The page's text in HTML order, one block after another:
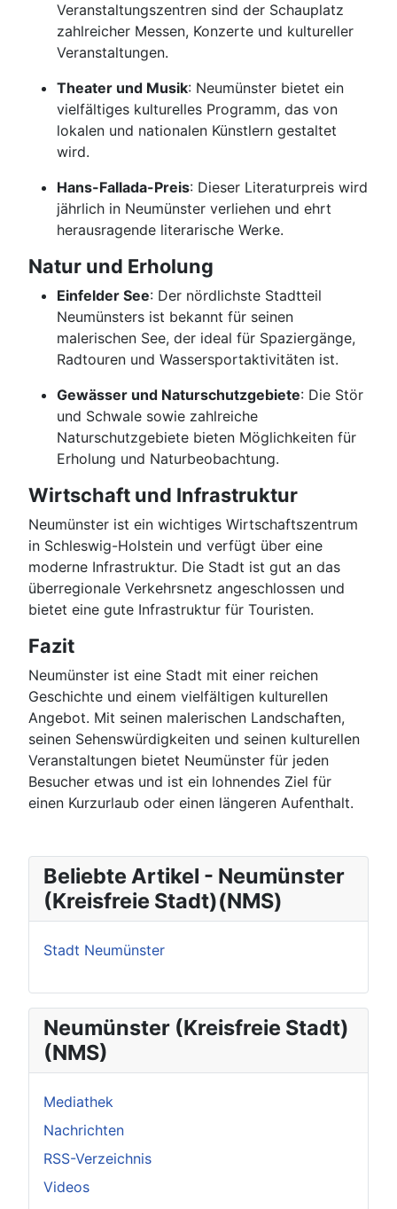
Veranstaltungszentren sind der Schauplatz
zahlreicher Messen, Konzerte und kultureller
Veranstaltungen.
Theater und Musik: Neumünster bietet ein
vielfältiges kulturelles Programm, das von
lokalen und nationalen Künstlern gestaltet
wird.
Hans-Fallada-Preis: Dieser Literaturpreis wird
jährlich in Neumünster verliehen und ehrt
herausragende literarische Werke.
Natur und Erholung
Einfelder See: Der nördlichste Stadtteil
Neumünsters ist bekannt für seinen
malerischen See, der ideal für Spaziergänge,
Radtouren und Wassersportaktivitäten ist.
Gewässer und Naturschutzgebiete: Die Stör
und Schwale sowie zahlreiche
Naturschutzgebiete bieten Möglichkeiten für
Erholung und Naturbeobachtung.
Wirtschaft und Infrastruktur
Neumünster ist ein wichtiges Wirtschaftszentrum
in Schleswig-Holstein und verfügt über eine
moderne Infrastruktur. Die Stadt ist gut an das
überregionale Verkehrsnetz angeschlossen und
bietet eine gute Infrastruktur für Touristen.
Fazit
Neumünster ist eine Stadt mit einer reichen
Geschichte und einem vielfältigen kulturellen
Angebot. Mit seinen malerischen Landschaften,
seinen Sehenswürdigkeiten und seinen kulturellen
Veranstaltungen bietet Neumünster für jeden
Besucher etwas und ist ein lohnendes Ziel für
einen Kurzurlaub oder einen längeren Aufenthalt.
Beliebte Artikel - Neumünster
(Kreisfreie Stadt)(NMS)
Stadt Neumünster
Neumünster (Kreisfreie Stadt)
(NMS)
Mediathek
Nachrichten
RSS-Verzeichnis
Videos